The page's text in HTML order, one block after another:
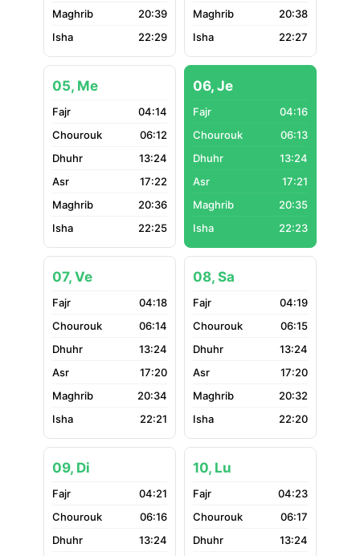
20:39
22:29
20:38
22:27
05, Me
04:14
06:12
13:24
17:22
20:36
22:25
06, Je
04:16
06:13
13:24
17:21
20:35
22:23
07, Ve
04:18
06:14
13:24
17:20
20:34
22:21
08, Sa
04:19
06:15
13:24
17:20
20:32
22:20
09, Di
04:21
06:16
13:24
10, Lu
04:23
06:17
13:24